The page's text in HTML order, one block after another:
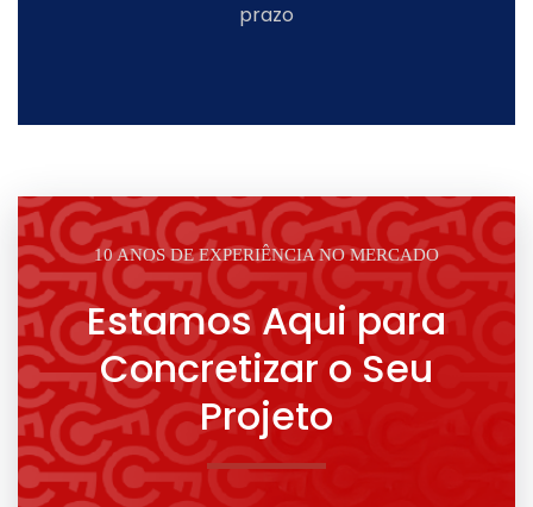
prazo
10 ANOS DE EXPERIÊNCIA NO MERCADO
Estamos Aqui para
Concretizar o Seu
Projeto